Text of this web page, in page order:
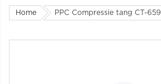
Home PPC Compressie tang CT-659